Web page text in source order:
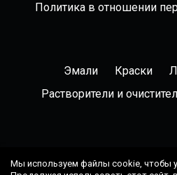
Политика в отношении
Эмали Краски
Растворители и
8 (495)
Мы используем файлы cookie, чтобы